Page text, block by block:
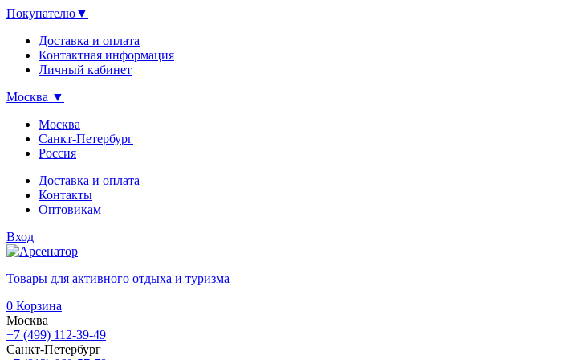
Покупателю▼
Доставка и оплата
Контактная информация
Личный кабинет
Москва ▼
Москва
Санкт-Петербург
Россия
Доставка и оплата
Контакты
Оптовикам
Вход
Товары для активного отдыха и туризма
0 Корзина
Москва
+7 (499) 112-39-49
Санкт-Петербург